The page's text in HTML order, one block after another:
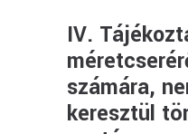
IV.
számára,
keresztül